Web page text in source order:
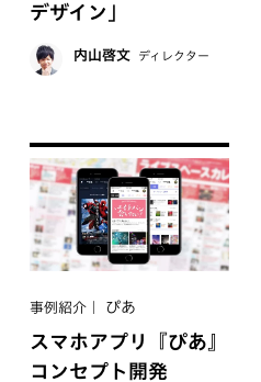
デザイン」
内山啓文 ディレクター
事例紹介 ぴあ
スマホアプリ『ぴあ』
コンセプト開発